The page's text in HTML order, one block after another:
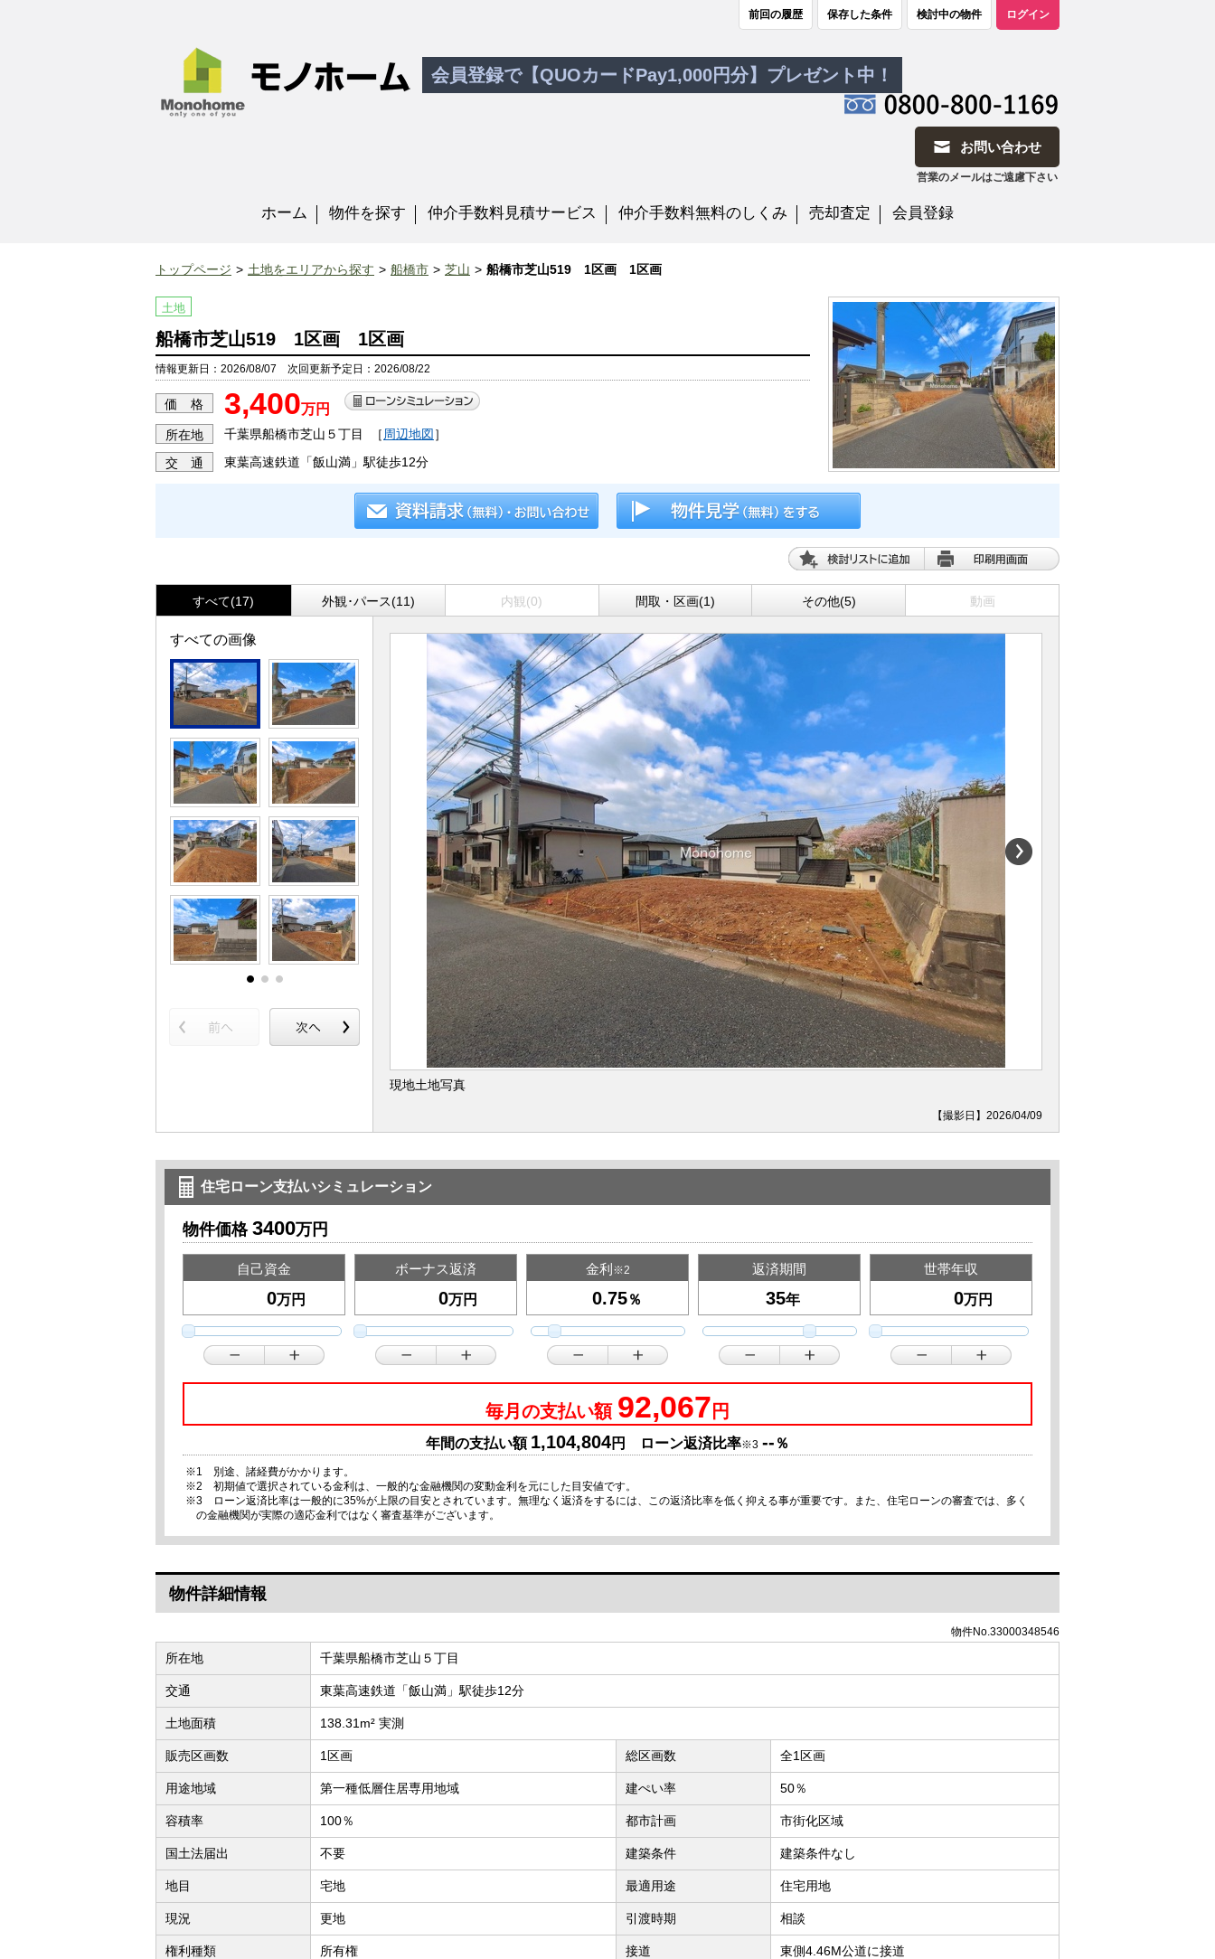
前回の履歴 保存した条件 検討中の物件 ログイン
会員登録で【QUOカードPay1,000円分】プレゼント中！
お問い合わせ
営業のメールはご遠慮下さい
ホーム 物件を探す 仲介手数料見積サービス 仲介手数料無料のしくみ 売却査定 会員登録
トップページ 土地をエリアから探す 船橋市 芝山 船橋市芝山519 1区画 1区画
土地
船橋市芝山519 1区画 1区画
情報更新日：2026/08/07 次回更新予定日：2026/08/22
価 格 3,400万円
所在地 千葉県船橋市芝山５丁目 ［ 周辺地図］
交 通 東葉高速鉄道「飯山満」駅徒歩12分
すべて(17) 外観･パース(11) 内観(0) 間取・区画(1) その他(5) 動画
すべての画像
現地土地写真
【撮影日】2026/04/09
住宅ローン支払いシミュレーション
物件価格 3400万円
自己資金
万円
ボーナス返済
万円
金利 ※2
％
返済期間
年
世帯年収
万円
毎月の支払い額 92,067 円
年間の支払い額 1,104,804円 ローン返済比率※3 -- ％
※1 別途、諸経費がかかります。
※2 初期値で選択されている金利は、一般的な金融機関の変動金利を元にした目安値です。
※3 ローン返済比率は一般的に35%が上限の目安とされています。無理なく返済をするには、この返済比率を低く抑える事が重要です。また、住宅ローンの審査では、多く
の金融機関が実際の適応金利ではなく審査基準がございます。
物件詳細情報
物件No.33000348546
所在地 千葉県船橋市芝山５丁目
交通 東葉高速鉄道「飯山満」駅徒歩12分
土地面積 138.31m² 実測
販売区画数 1区画 総区画数 全1区画
用途地域 第一種低層住居専用地域 建ぺい率 50％
容積率 100％ 都市計画 市街化区域
国土法届出 不要 建築条件 建築条件なし
地目 宅地 最適用途 住宅用地
現況 更地 引渡時期 相談
権利種類 所有権 接道 東側4.46M公道に接道